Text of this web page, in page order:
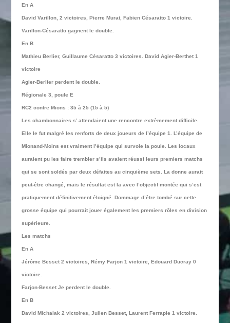
En A
David Varillon, 2 victoires, Pierre Murat, Fabien Césaratto 1 victoire.
Varillon-Césaratto gagnent le double.
En B
Mathieu Berlier, Guillaume Césaratto 3 victoires. David Agier-Berthet 1
victoire
Agier-Berlier perdent le double.
Régionale 3, poule E
RC2 contre Mions : 35 à 25 (15 à 5)
Les chambonnaires s’ attendaient une rencontre extrèmement difficile.
Elle le fut malgré les renforts de deux joueurs de l’équipe 1. L’équipe de
Mionand-Moins est vraiment l’équipe qui survole la poule. Les locaux
auraient pu les faire trembler s’ils avaient réussi leurs premiers matchs
qui se sont soldés par deux défaites au cinquième sets. La donne aurait
peut-être changé, mais le résultat est la avec l’objectif montée qui s’est
pratiquement définitivement éloigné. Dommage d’être tombé sur cette
grosse équipe qui pourrait jouer également les premiers rôles en division
supérieure.
Les matchs
En A
Jérôme Besset 2 victoires, Rémy Farjon 1 victoire, Edouard Ducray 0
victoire.
Farjon-Besset Je perdent le double.
En B
David Michalak 2 victoires, Julien Besset, Laurent Ferrapie 1 victoire.